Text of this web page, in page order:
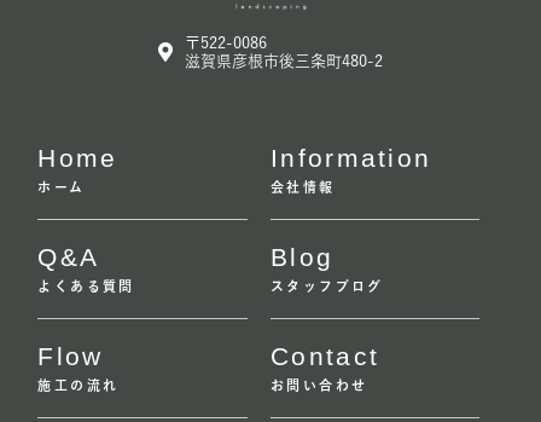
〒522-0086
滋賀県彦根市後三条町480-2
Home
ホーム
Q&A
よくある質問
Flow
施工の流れ
Information
会社情報
Blog
スタッフブログ
Contact
お問い合わせ